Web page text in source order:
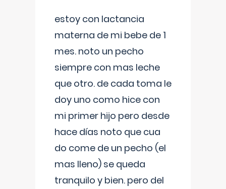
estoy con lactancia
materna de mi bebe de 1
mes. noto un pecho
siempre con mas leche
que otro. de cada toma le
doy uno como hice con
mi primer hijo pero desde
hace días noto que cua
do come de un pecho (el
mas lleno) se queda
tranquilo y bien. pero del